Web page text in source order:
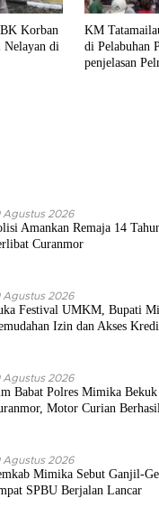
Korban
Nelayan di
KM
di Pelabuhan
penjelasan
Agustus 2026
Amankan Remaja 14
Curanmor
Agustus 2026
Festival UMKM, Bupati
Izin dan Akses
Agustus 2026
Babat Polres Mimika Bekuk
Motor Curian
Agustus 2026
Mimika Sebut Ganjil-
SPBU Berjalan Lancar